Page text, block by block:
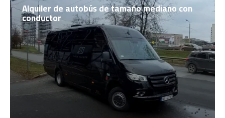
Alquiler de autobús de tamaño mediano con
conductor